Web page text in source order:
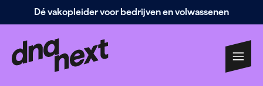
Navigatie
Dé vakopleider voor bedrijven en volwassenen